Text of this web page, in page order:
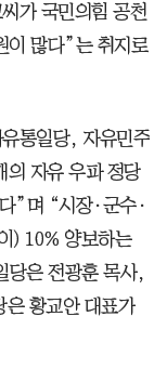
가 국민의힘 공천
이 많다”는 취지로
통일당, 자유민주
자유 우파 정당
”며 “시장·군수·
) 10% 양보하는
당은 전광훈 목사,
은 황교안 대표가